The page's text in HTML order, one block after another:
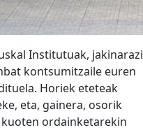
Institutuak, jakinarazi
kontsumitzaile euren
Horiek eteteak
eta, gainera, osorik
ordainketarekin